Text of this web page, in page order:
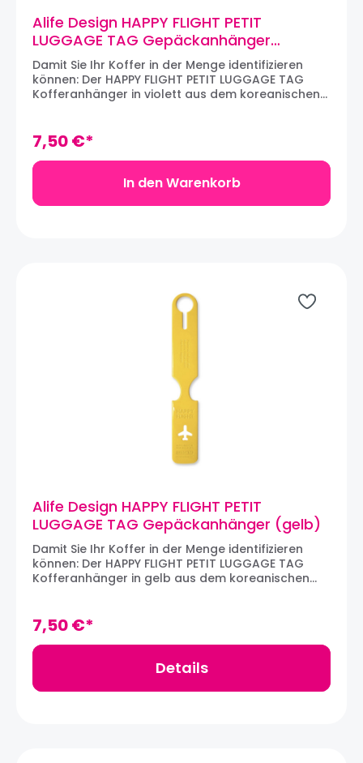
Alife Design HAPPY FLIGHT PETIT
LUGGAGE TAG Gepäckanhänger
(violett)
Damit Sie Ihr Koffer in der Menge identifizieren
können: Der HAPPY FLIGHT PETIT LUGGAGE TAG
Kofferanhänger in violett aus dem koreanischen
einfachste Montage. Ein Kärtchen zum
Personalisieren befindet sich auf der
Rückentseite. Material: PVCMaße: 25 x 4 cm
7,50 €*
In den Warenkorb
Alife Design HAPPY FLIGHT PETIT
LUGGAGE TAG Gepäckanhänger (gelb)
Damit Sie Ihr Koffer in der Menge identifizieren
können: Der HAPPY FLIGHT PETIT LUGGAGE TAG
Kofferanhänger in gelb aus dem koreanischen
einfachste Montage. Ein Kärtchen zum
Personalisieren befindet sich auf der
Rückentseite. Material: PVCMaße: 25 x 4 cm
7,50 €*
Details